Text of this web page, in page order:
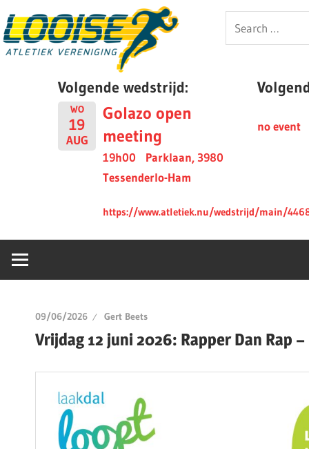
to
content
Looise
Search
for:
Volgende wedstrijd:
WO
19
AUG
Golazo open
meeting
19h00
Parklaan, 3980
Tessenderlo-Ham
https://www.atletiek.nu/wedstrijd/main/
no event
09/06/2026 Gert Beets
Vrijdag 12 juni 2026: Rapper Dan Rap